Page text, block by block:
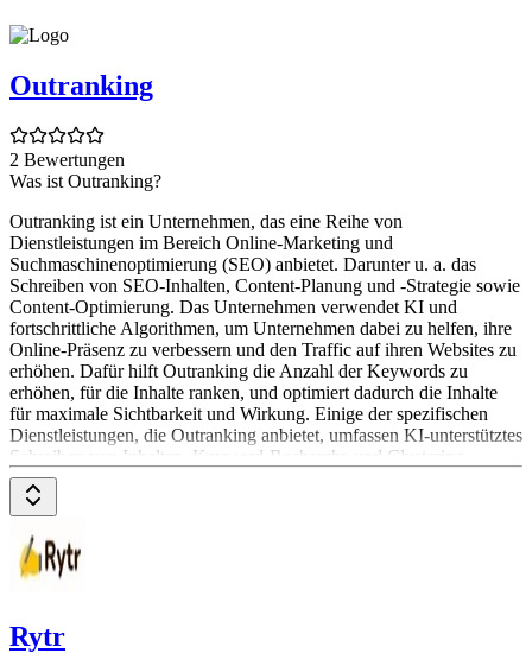
Outranking
2 Bewertungen
Was ist Outranking?
Outranking ist ein Unternehmen, das eine Reihe von
Dienstleistungen im Bereich Online-Marketing und
Suchmaschinenoptimierung (SEO) anbietet. Darunter u. a. das
Schreiben von SEO-Inhalten, Content-Planung und -Strategie sowie
Content-Optimierung. Das Unternehmen verwendet KI und
fortschrittliche Algorithmen, um Unternehmen dabei zu helfen, ihre
Online-Präsenz zu verbessern und den Traffic auf ihren Websites zu
erhöhen. Dafür hilft Outranking die Anzahl der Keywords zu
erhöhen, für die Inhalte ranken, und optimiert dadurch die Inhalte
für maximale Sichtbarkeit und Wirkung. Einige der spezifischen
Dienstleistungen, die Outranking anbietet, umfassen KI-unterstütztes
Schreiben von Inhalten, Keyword-Recherche und Clustering,
Content-Planung und Strategieentwicklung sowie On-Page-SEO-
Optimierung.
Rytr